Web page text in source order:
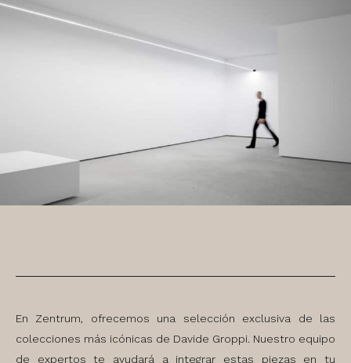
En Zentrum, ofrecemos una selección exclusiva de las
colecciones más icónicas de Davide Groppi. Nuestro equipo
de expertos te ayudará a integrar estas piezas en tu